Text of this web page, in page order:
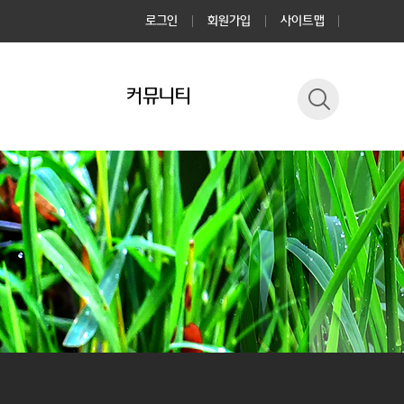
로그인 회원가입 사이트맵
커뮤니티